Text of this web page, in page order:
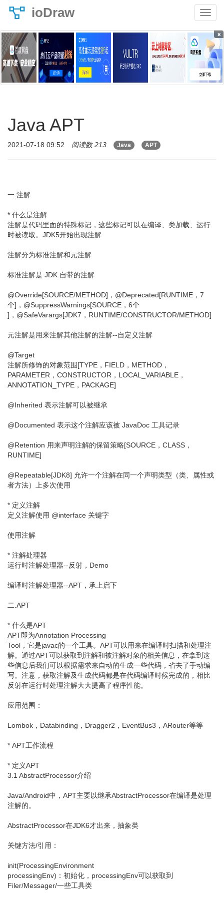
ioDraw
×
Java APT
2021-07-18 09:52 阅读数 213 Java APT
一.注解
* 什么是注解
注解是代码里面的特殊标记，这些标记可以在编译、类加载、运行
时被读取。JDK5开始出现注解
注解分为标准注解和元注解
标准注解是 JDK 自带的注解
@Override[SOURCE/METHOD]，@Deprecated[RUNTIME，7
个]，@SuppressWarnings[SOURCE，6个
]，@SafeVarargs[JDK7，RUNTIME/CONSTRUCTOR/METHOD]
元注解是用来注解其他注解的注解--自定义注解
@Target
注解所修饰的对象范围[TYPE，FIELD，METHOD，
PARAMETER，CONSTRUCTOR，LOCAL_VARIABLE，
ANNOTATION_TYPE，PACKAGE]
@Inherited 表示注解可以被继承
@Documented 表示这个注解应该被 JavaDoc 工具记录
@Retention 用来声明注解的保留策略[SOURCE，CLASS，
RUNTIME]
@Repeatable[JDK8] 允许一个注解在同一个声明类型（类、属性或
者方法）上多次使用
* 定义注解
定义注解使用 @interface 关键字
使用注解
* 注解处理器
运行时注解处理器--反射，Demo
编译时注解处理器--APT，承上启下
二.APT
* 什么是APT
APT即为Annotation Processing
Tool，它是javac的一个工具。APT可以用来在编译时扫描和处理注
解。通过APT可以获取到注解和被注解对象的相关信息，在拿到这
些信息后我们可以根据需求来自动的生成一些代码，省去了手动编
写。注意，获取注解及生成代码都是在代码编译时候完成的，相比
反射在运行时处理注解大大提高了程序性能。
应用范围：
Lombok，Databinding，Dragger2，EventBus3，ARouter等等
* APT工作流程
* 定义APT
3.1 AbstractProcessor介绍
Java/Android中，APT主要以继承AbstractProcessor在编译是处理
注解的。
AbstractProcessor在JDK6才出来，抽象类
关键方法/引用：
init(ProcessingEnvironment
processingEnv)：初始化，processingEnv可以获取到
Filer/Messager/一些工具类